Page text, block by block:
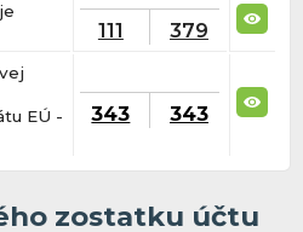
111 379
EÚ -
343 343
zostatku účtu